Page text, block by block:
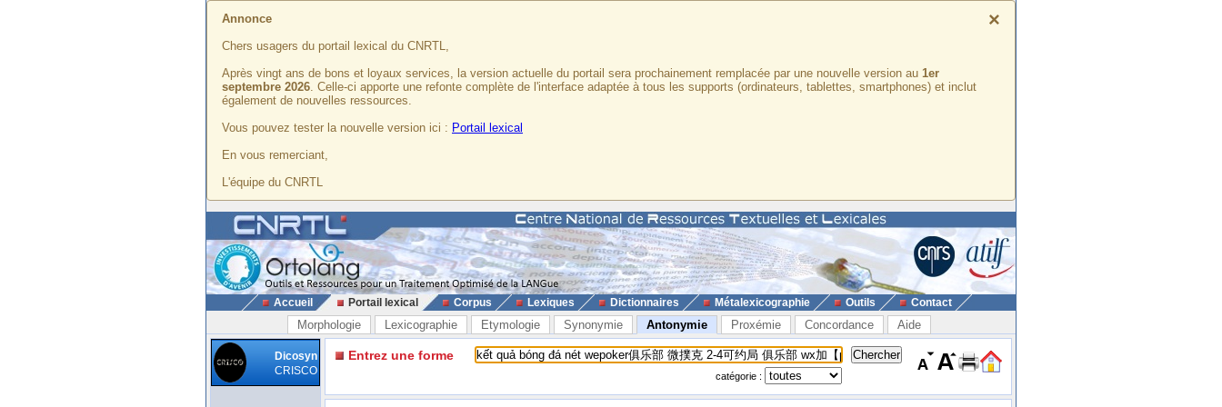
×
Annonce
Chers usagers du portail lexical du CNRTL,
Après vingt ans de bons et loyaux services, la version actuelle du portail sera prochainement remplacée par une nouvelle version au 1er
septembre 2026. Celle-ci apporte une refonte complète de l'interface adaptée à tous les supports (ordinateurs, tablettes, smartphones) et inclut
également de nouvelles ressources.
Vous pouvez tester la nouvelle version ici : Portail lexical
En vous remerciant,
L'équipe du CNRTL
Accueil Portail lexical Corpus Lexiques Dictionnaires Métalexicographie Outils Contact
Morphologie Lexicographie Etymologie Synonymie Antonymie Proxémie Concordance Aide
Dicosyn
CRISCO
Entrez une forme
catégorie :